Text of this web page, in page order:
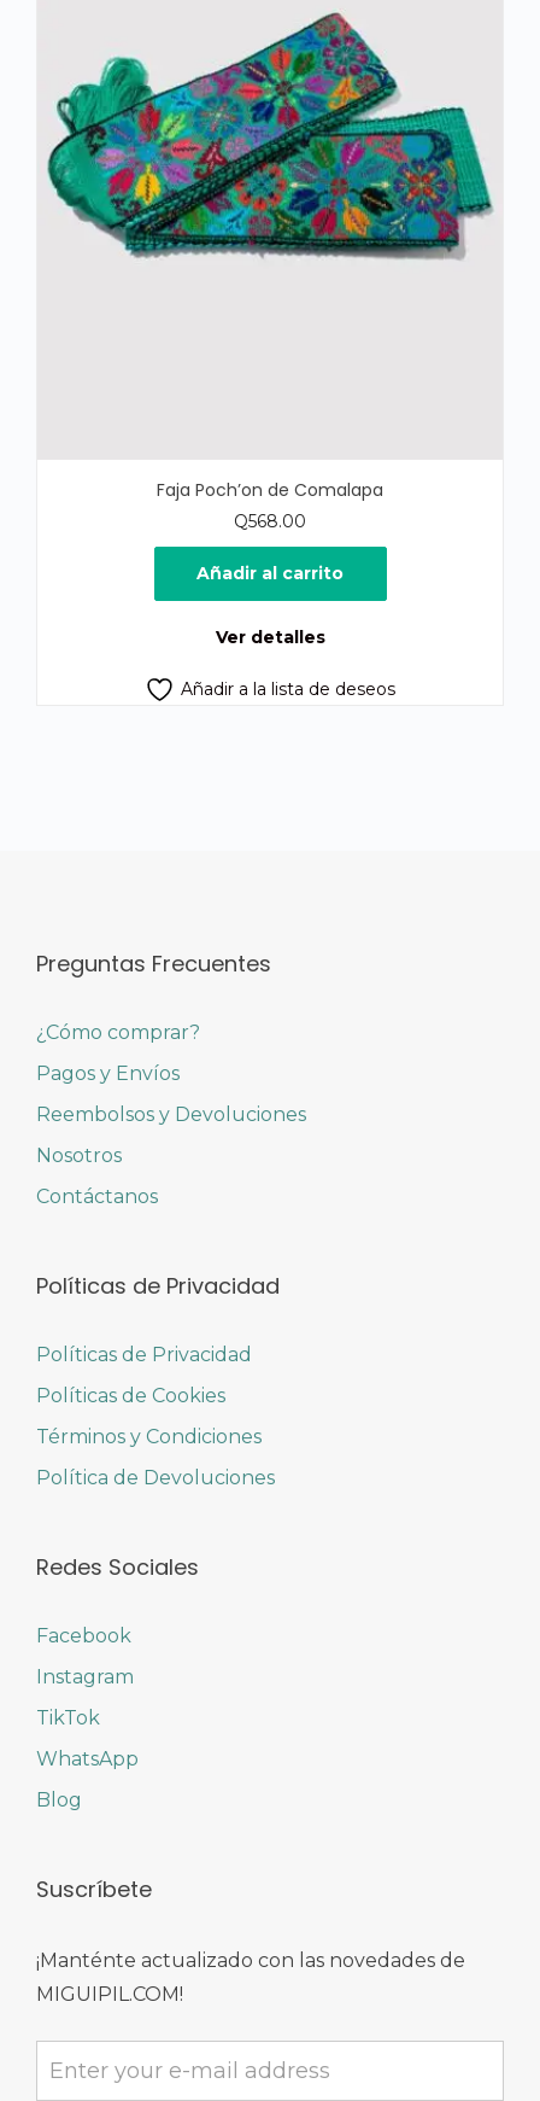
Faja Poch’on de Comalapa
Q568.00
Añadir al carrito
Ver detalles
Añadir a la lista de deseos
Preguntas Frecuentes
¿Cómo comprar?
Pagos y Envíos
Reembolsos y Devoluciones
Nosotros
Contáctanos
Políticas de Privacidad
Políticas de Privacidad
Políticas de Cookies
Términos y Condiciones
Política de Devoluciones
Redes Sociales
Facebook
Instagram
TikTok
WhatsApp
Blog
Suscríbete
¡Manténte actualizado con las novedades de
MIGUIPIL.COM!